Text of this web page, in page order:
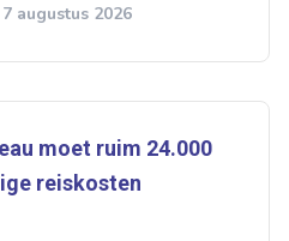
augustus 2026
moet ruim 24.000
reiskosten